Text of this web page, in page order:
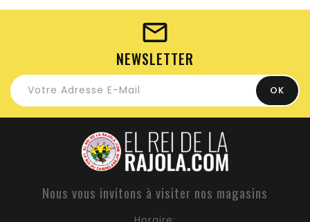
NEWSLETTER
Nous vous invitons à visiter nos magasins